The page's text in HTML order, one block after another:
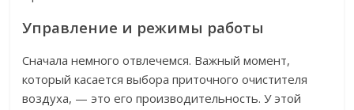
Управление и режимы работы
Сначала немного отвлечемся. Важный момент,
который касается выбора приточного очистителя
воздуха, — это его производительность. У этой